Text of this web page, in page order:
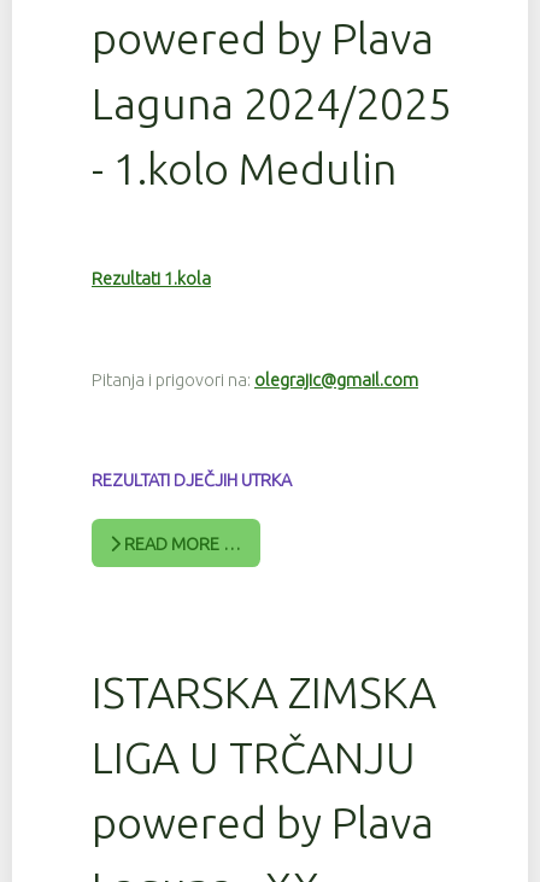
powered by Plava
Laguna 2024/2025
- 1.kolo Medulin
Rezultati 1.kola
Pitanja i prigovori na: olegrajic@gmail.com
REZULTATI DJEČJIH UTRKA
READ MORE …
ISTARSKA ZIMSKA
LIGA U TRČANJU
powered by Plava